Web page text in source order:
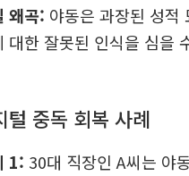
왜곡: 야동은 과장된 성적
대한 잘못된 인식을 심을
중독 회복 사례
1: 30대 직장인 A씨는 야